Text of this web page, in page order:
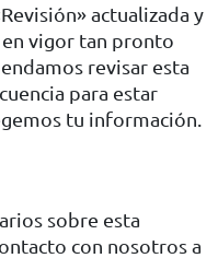
actualizada y
vigor tan pronto
revisar esta
para estar
tu información.
sobre esta
con nosotros a